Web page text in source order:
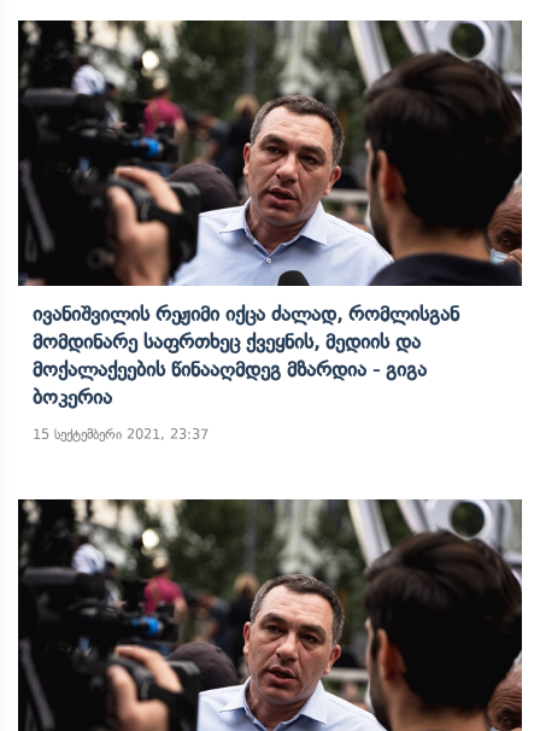
Ივანიშვილის Რეჟიმი Იქცა Ძალად, Რომლისგან
Მომდინარე Საფრთხეც Ქვეყნის, Მედიის Და
Მოქალაქეების Წინააღმდეგ Მზარდია - Გიგა
Ბოკერია
15 სექტემბერი 2021, 23:37